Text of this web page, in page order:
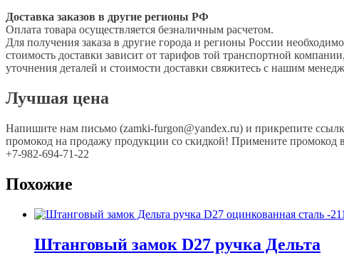
Доставка заказов в другие регионы РФ
Оплата товара осуществляется безналичным расчетом.
Для получения заказа в другие города и регионы России
стоимость доставки зависит от тарифов той транспортной
уточнения деталей и стоимости доставки свяжитесь с нашим
Лучшая цена
Напишите нам письмо (zamki-furgon@yandex.ru) и прикрепите
промокод на продажу продукции со скидкой! Примените промокод
+7-982-694-71-22
Похожие
Штанговый замок D27 ручка Дельта